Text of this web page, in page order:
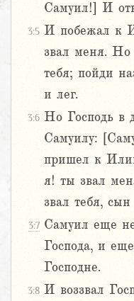
Самуил!] И
3:5 И побежал к
звал меня. Но
тебя; пойди
и лег.
3:6 Но Господь в
Самуилу:
пришел к
я! ты звал
звал тебя,
3:7 Самуил еще
Господа, и
Господне.
3:8 И воззвал